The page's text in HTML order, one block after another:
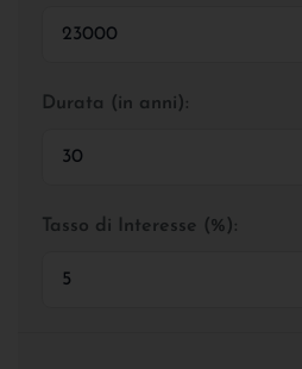
Durata (in anni):
Tasso di Interesse (%):